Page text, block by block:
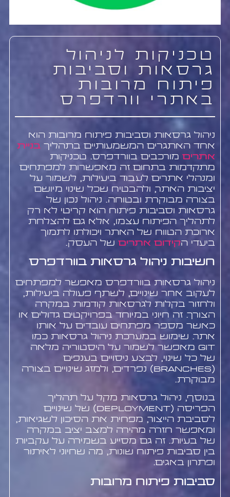
טכניקות לניהול
גרסאות וסביבות
פיתוח מרובות
באתרי וורדפרס
ניהול גרסאות וסביבות פיתוח מרובות הוא
אחד האתגרים המשמעותיים בתהליך בניית
אתריםמורכבים בוורדפרס. טכניקות
מתקדמות בתחום זה מאפשרות למפתחים
ומנהלי אתרים לעבוד ביעילות, לשמור על
יציבות האתר, ולהבטיח שכל שינוי מיושם
בצורה מבוקרת ובטוחה. ניהול נכון של
גרסאות וסביבות פיתוח הוא קריטי לא רק
לתהליך הפיתוח עצמו, אלא גם להצלחת
ארוכת הטווח של האתר ויכולתו לתמוך
ביעדי הקידום אתריםשל העסק.
חשיבות ניהול גרסאות בוורדפרס
ניהול גרסאות בוורדפרס מאפשר למפתחים
לעקוב אחר שינויים, לשתף פעולה ביעילות,
ולחזור בקלות לגרסאות קודמות במקרה
הצורך. זה חיוני במיוחד בפרויקטים גדולים או
כאשר מספר מפתחים עובדים על אותו
אתר. שימוש במערכת ניהול גרסאות כמו
Git מאפשר לשמור על היסטוריה מלאה
של כל שינוי, לבצע ניסויים בענפים
(branches) נפרדים, ולמזג שינויים בצורה
מבוקרת.
בנוסף, ניהול גרסאות מקל על תהליך
הפריסה (deployment) של שינויים
לסביבת הייצור, מפחית את הסיכון לשגיאות,
ומאפשר חזרה מהירה למצב יציב במקרה
של בעיות. זה גם מסייע בשמירה על עקביות
בין סביבות פיתוח שונות, מה שחיוני לאיתור
ופתרון באגים.
סביבות פיתוח מרובות